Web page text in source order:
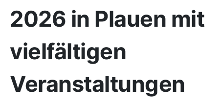
2026 in Plauen mit
vielfältigen
Veranstaltungen